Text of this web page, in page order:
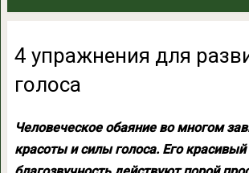
4 упражнения для
голоса
Человеческое обаяние во многом
красоты и силы голоса. Его